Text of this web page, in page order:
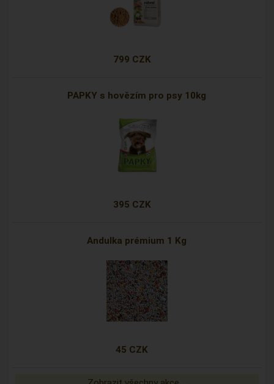
799 CZK
PAPKY s hovězím pro psy 10kg
395 CZK
Andulka prémium 1 Kg
45 CZK